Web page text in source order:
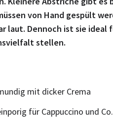
von Hand gespült
laut. Dennoch ist sie ideal
stellen.
mit dicker Crema
für Cappuccino und Co.